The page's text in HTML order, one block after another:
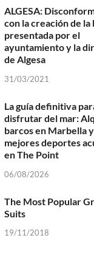
ALGESA:
con la creación de la
presentada por el
ayuntamiento y la
de Algesa
31/03/2021
La guía definitiva
disfrutar del mar:
barcos en Marbella
mejores deportes
en The Point
06/08/2026
The Most Popular
Suits
19/11/2018